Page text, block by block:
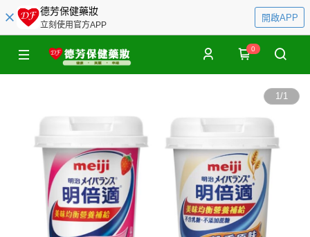
德芳保健藥妝
立刻使用官方APP
開啟APP
0
1/1